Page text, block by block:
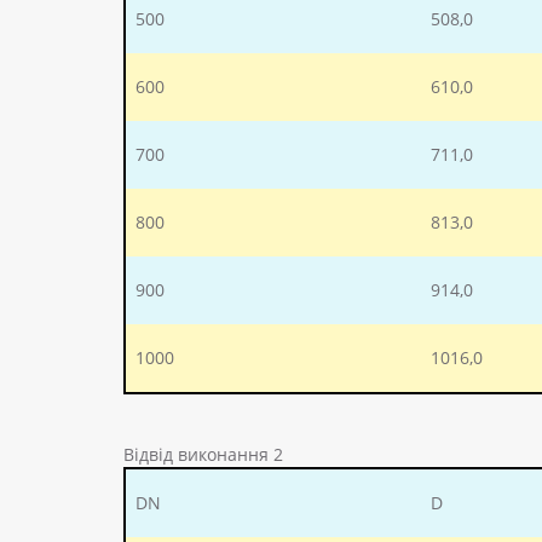
500 508,0
600 610,0
700 711,0
800 813,0
900 914,0
1000 1016,0
Відвід виконання 2
DN D